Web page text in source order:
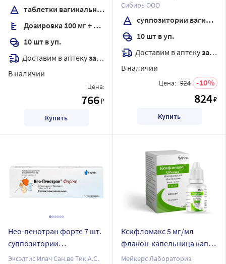
таблетки вагинальные
Дозировка 100 мг + 100 мг
10 шт в уп.
Доставим в аптекузавтра
В наличии
Цена:
766₽
Купить
Сибирь ООО
суппозитории вагинальные
10 шт в уп.
Доставим в аптекузавтра
В наличии
Цена: 924 10
824₽
Купить
Нео-пенотран форте 7 шт.
суппозитории
вагинальные
Эксэлтис Илач Сан.ве Тик.А.С.
Ксифломакс 5 мг/мл
флакон-капельница капли
глазные 5 мл
Мейкерс Лабораториз